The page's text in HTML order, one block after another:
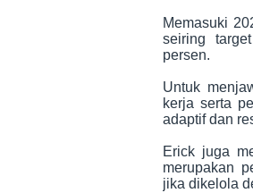
Memasuki
seiring
persen.
Untuk
kerja serta
adaptif dan
Erick juga
merupakan
jika dikelola